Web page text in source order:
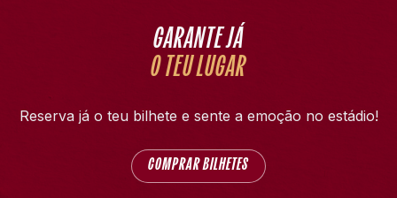
GARANTE JÁ
O TEU LUGAR
Reserva já o teu bilhete e sente a emoção no estádio!
COMPRAR BILHETES